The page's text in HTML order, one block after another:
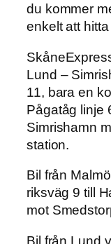
du kommer
enkelt att hitta
Lund –
11, bara en
Pågatåg linje
Simrishamn
station.
Bil från
riksväg 9 till
mot
Bil från Lund